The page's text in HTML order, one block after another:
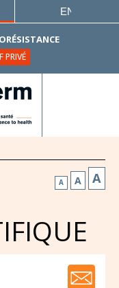
PRIVÉ
ENGLISH
A A A